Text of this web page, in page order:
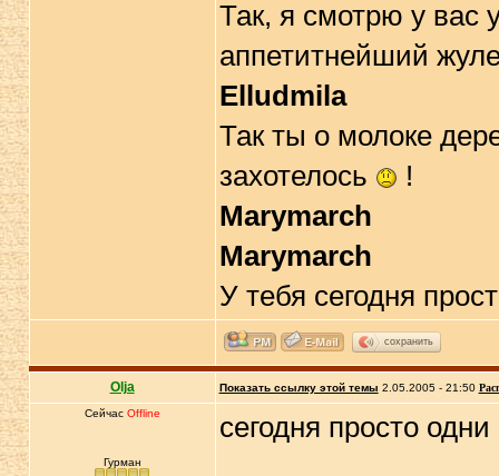
Так, я смотрю у вас
аппетитнейший
Elludmila
Так ты о молоке
захотелось
!
Marymarch
Marymarch
У тебя сегодня
сохранить
Olja Показать ссылку этой темы 2.05.2005 - 21:50
Сейчас Offline
Гурман
сегодня просто